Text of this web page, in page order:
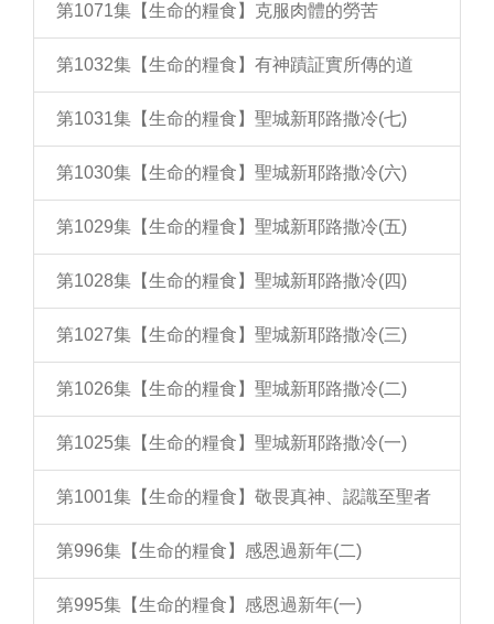
第1071集【生命的糧食】克服肉體的勞苦
第1032集【生命的糧食】有神蹟証實所傳的道
第1031集【生命的糧食】聖城新耶路撒冷(七)
第1030集【生命的糧食】聖城新耶路撒冷(六)
第1029集【生命的糧食】聖城新耶路撒冷(五)
第1028集【生命的糧食】聖城新耶路撒冷(四)
第1027集【生命的糧食】聖城新耶路撒冷(三)
第1026集【生命的糧食】聖城新耶路撒冷(二)
第1025集【生命的糧食】聖城新耶路撒冷(一)
第1001集【生命的糧食】敬畏真神、認識至聖者
第996集【生命的糧食】感恩過新年(二)
第995集【生命的糧食】感恩過新年(一)